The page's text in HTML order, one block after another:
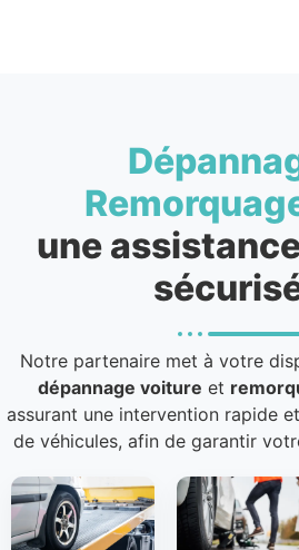
une
Notre partenaire met à votre
dépannage voiture et
assurant une intervention rapide
de véhicules, afin de garantir